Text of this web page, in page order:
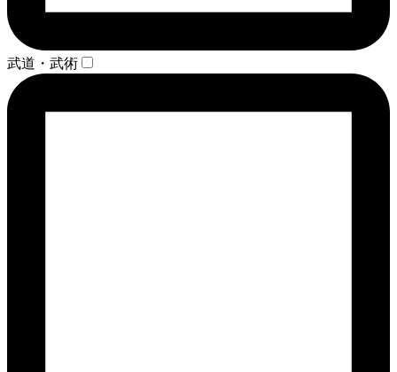
武道・武術